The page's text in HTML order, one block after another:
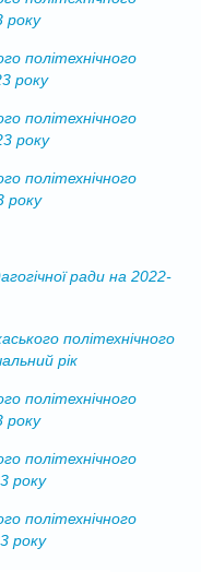
року
політехнічного
року
політехнічного
року
політехнічного
року
ради на 2022-
політехнічного
рік
політехнічного
року
політехнічного
року
політехнічного
року